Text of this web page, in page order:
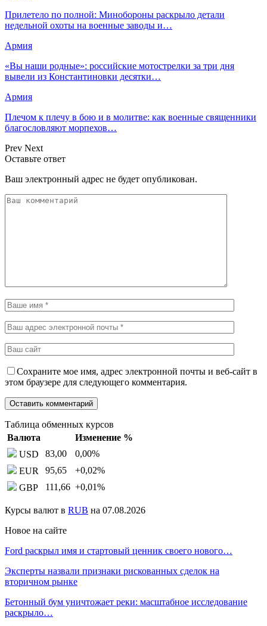
Прилетело по полной: Минобороны раскрыло детали
недельной охоты на военные заводы и…
Армия
«Вы наши родные»: российские мотострелки за три дня
вывели из Константиновки десятки…
Армия
Плечом к плечу в бою и в молитве: как военные священники
благословляют морпехов…
Prev Next
Оставьте ответ
Ваш электронный адрес не будет опубликован.
Сохраните мое имя, адрес электронной почты и веб-сайт в
этом браузере для следующего комментария.
Таблица обменных курсов
Валюта
Изменение %
USD
83,00 0,00%
EUR
95,65 +0,02%
GBP
111,66 +0,01%
Курсы валют в RUB на 07.08.2026
Новое на сайте
Ford раскрыл имя и стартовый ценник своего нового…
Эксперты назвали признаки рискованных сделок на
вторичном рынке
Бетонный бум уничтожает реки: масштабное исследование
раскрыло…